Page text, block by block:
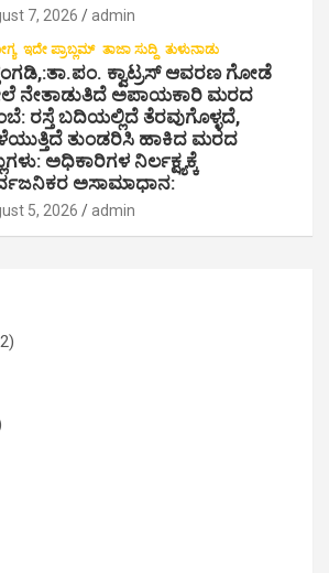
7, 2026 admin
ಇದೇ ಪ್ರಾಬ್ಲಮ್ ತಾಜಾ ಸುದ್ದಿ ತುಳುನಾಡು
ಕ್ವಾಟ್ರಸ್ ಆವರಣ ಗೋಡೆ
ನೇತಾಡುತಿದೆ ಅಪಾಯಕಾರಿ ಮರದ
ರಸ್ತೆ ಬದಿಯಲ್ಲಿದೆ ತೆರವುಗೊಳ್ಳದೆ,
ತುಂಡರಿಸಿ ಹಾಕಿದ ಮರದ
ಅಧಿಕಾರಿಗಳ ನಿರ್ಲಕ್ಷ್ಯಕ್ಕೆ
ಅಸಾಮಾಧಾನ:
5, 2026 admin